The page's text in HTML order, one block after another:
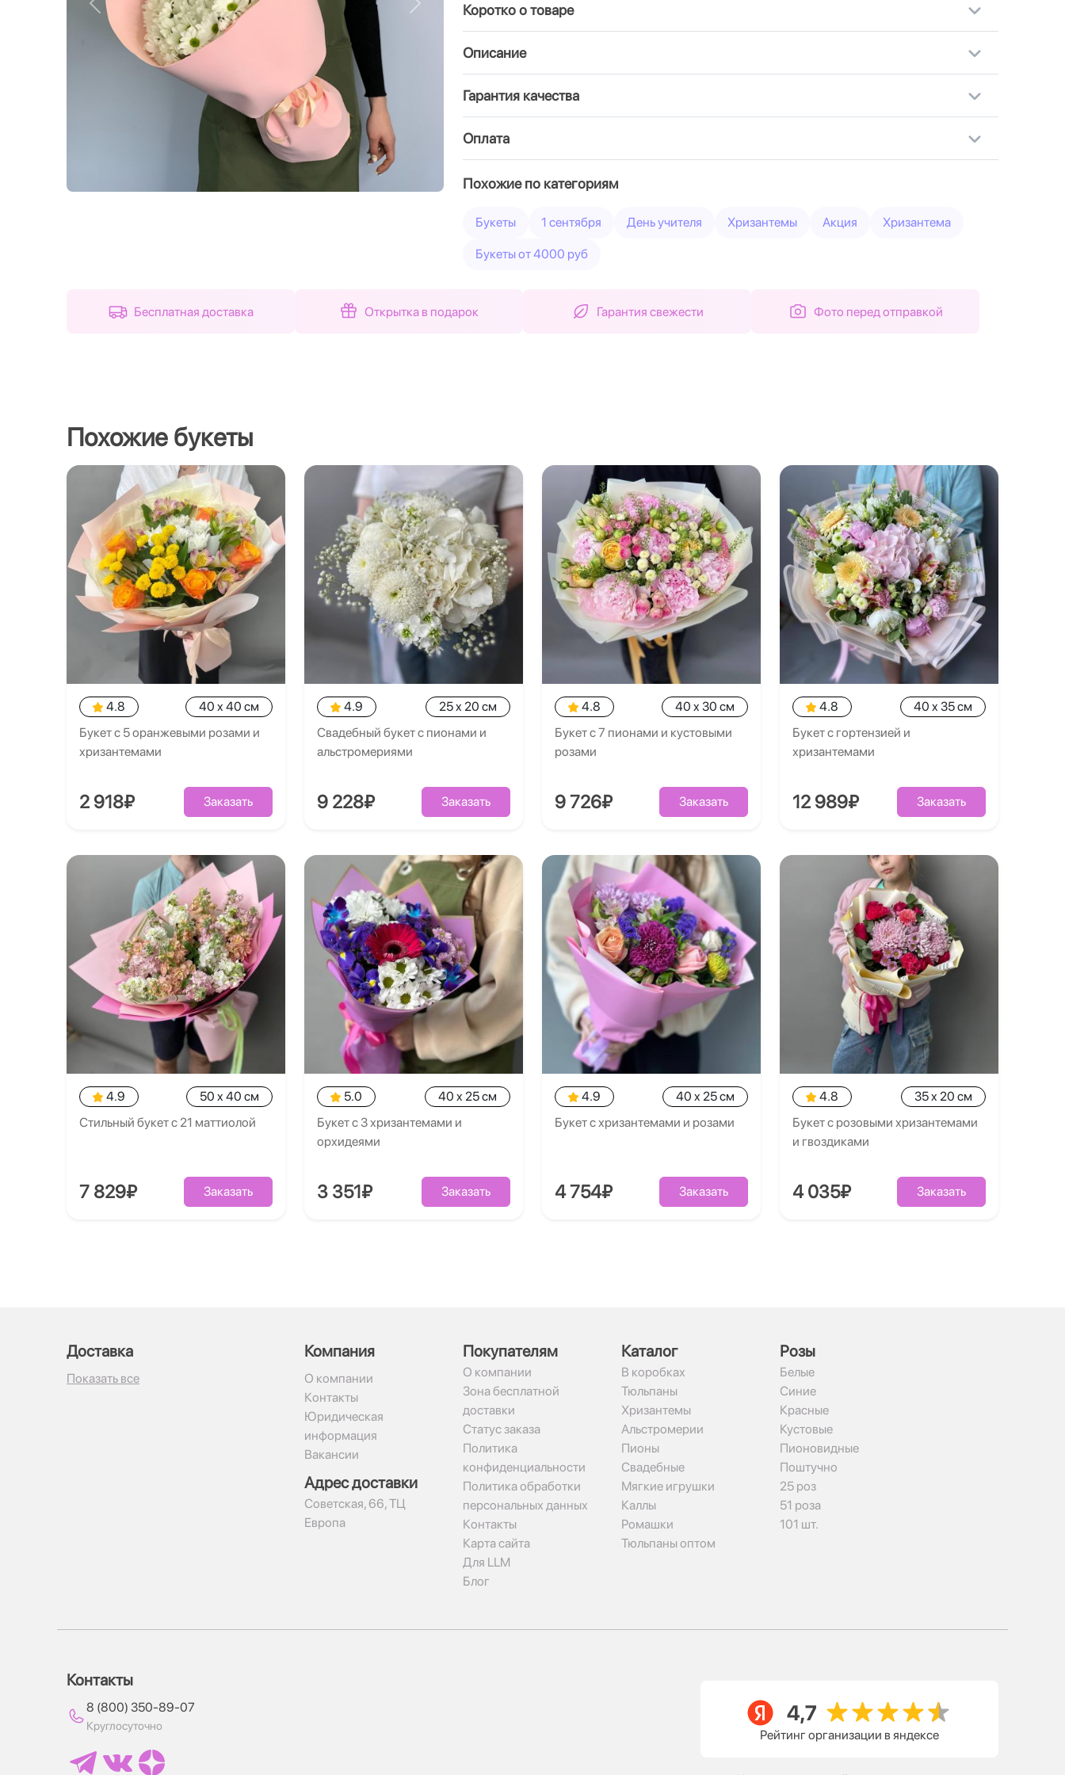
Назад Вперед Коротко о товаре
Описание
Гарантия качества
Оплата
Похожие по категориям
Букеты 1 сентября День учителя Хризантемы Акция Хризантема
Букеты от 4000 руб
Бесплатная доставка Открытка в подарок Гарантия свежести Фото перед отправкой
Похожие букеты
4.8
40 x 40 см
Букет с 5 оранжевыми розами и
хризантемами
2 918₽ Заказать
4.9
25 x 20 см
Свадебный букет с пионами и
альстромериями
9 228₽ Заказать
4.8
40 x 30 см
Букет с 7 пионами и кустовыми
розами
9 726₽ Заказать
4.8
40 x 35 см
Букет с гортензией и
хризантемами
12 989₽ Заказать
4.9
50 x 40 см
Стильный букет с 21 маттиолой
7 829₽ Заказать
5.0
40 x 25 см
Букет с 3 хризантемами и
орхидеями
3 351₽ Заказать
4.9
40 x 25 см
Букет с хризантемами и розами
4 754₽ Заказать
4.8
35 x 20 см
Букет с розовыми хризантемами
и гвоздиками
4 035₽ Заказать
Доставка
Показать все
Компания
О компании
Контакты
Юридическая
информация
Вакансии
Адрес доставки
​Советская, 66, ТЦ
Европа
Покупателям
О компании
Зона бесплатной
доставки
Статус заказа
Политика
конфиденциальности
Политика обработки
персональных данных
Контакты
Карта сайта
Для LLM
Блог
Каталог
В коробках
Тюльпаны
Хризантемы
Альстромерии
Пионы
Свадебные
Мягкие игрушки
Каллы
Ромашки
Тюльпаны оптом
Рoзы
Белые
Синие
Красные
Кустовые
Пионовидные
Поштучно
25 роз
51 роза
101 шт.
Контакты
8 (800) 350-89-07
Круглосуточно
Рейтинг организации в яндексе